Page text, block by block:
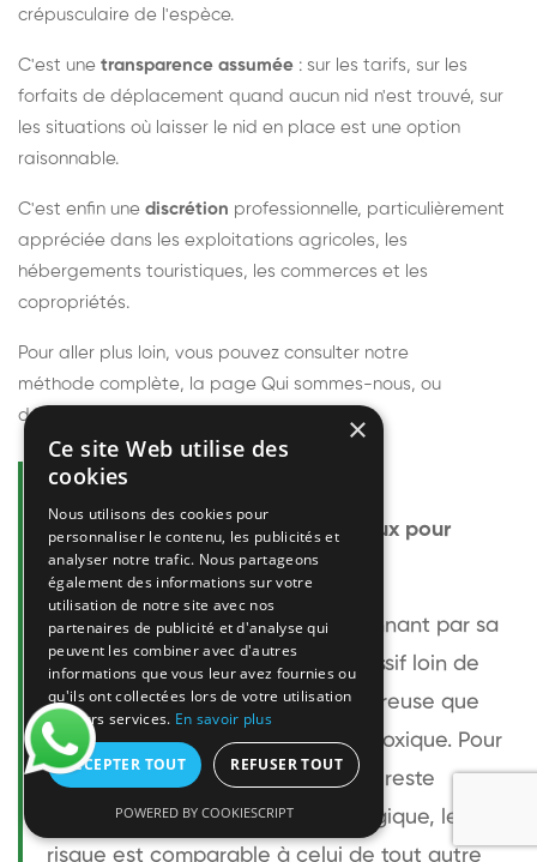
crépusculaire de l'espèce.
C'est une transparence assumée : sur les tarifs, sur les
forfaits de déplacement quand aucun nid n'est trouvé, sur
les situations où laisser le nid en place est une option
raisonnable.
C'est enfin une discrétion professionnelle, particulièrement
appréciée dans les exploitations agricoles, les
hébergements touristiques, les commerces et les
copropriétés.
Pour aller plus loin, vous pouvez consulter notre
méthode complète, la page Qui sommes-nous, ou
découvrir
Questions fréquentes
Le frelon européen est-il dangereux pour
l'homme ?
Le frelon européen est impressionnant par sa
taille mais relativement peu agressif loin de
son nid. Sa piqûre est plus douloureuse que
celle d'une guêpe sans être plus toxique. Pour
une personne non allergique, elle reste
bénigne. Pour une personne allergique, le
risque est comparable à celui de tout autre
×
Ce site Web utilise des
cookies
Nous utilisons des cookies pour
personnaliser le contenu, les publicités et
analyser notre trafic. Nous partageons
également des informations sur votre
utilisation de notre site avec nos
partenaires de publicité et d'analyse qui
peuvent les combiner avec d'autres
informations que vous leur avez fournies ou
qu'ils ont collectées lors de votre utilisation
de leurs services. En savoir plus
ACCEPTER TOUT REFUSER TOUT
POWERED BY COOKIESCRIPT